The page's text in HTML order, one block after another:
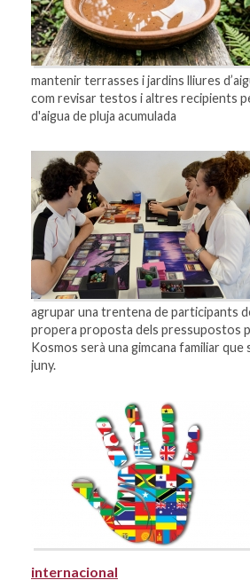
mantenir terrasses i jardins lliures
com revisar testos i altres recipients
d'aigua de pluja acumulada
agrupar una trentena de participants
propera proposta dels pressupostos
Kosmos serà una gimcana familiar que
juny.
internacional